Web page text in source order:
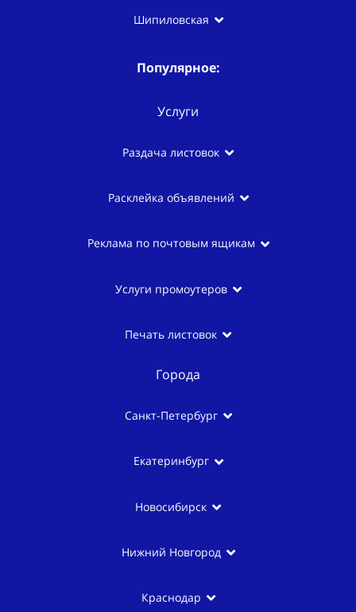
Шипиловская
Популярное:
Услуги
Раздача листовок
Расклейка объявлений
Реклама по почтовым ящикам
Услуги промоутеров
Печать листовок
Города
Санкт-Петербург
Екатеринбург
Новосибирск
Нижний Новгород
Краснодар